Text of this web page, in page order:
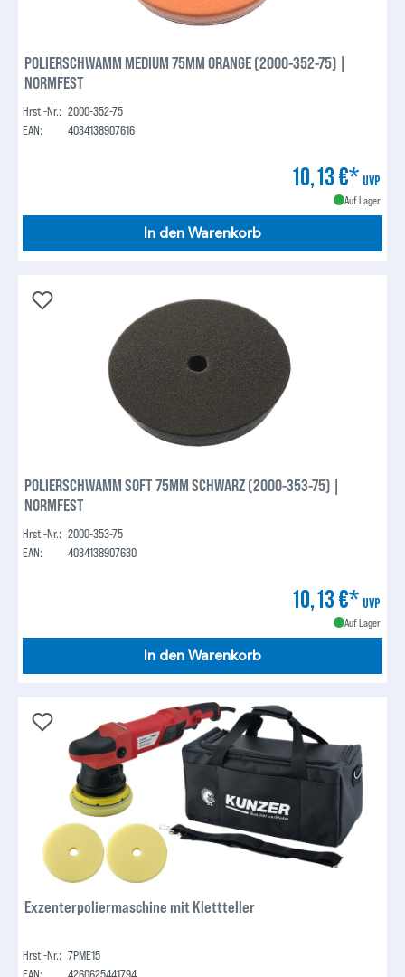
POLIERSCHWAMM MEDIUM 75MM ORANGE (2000-352-75) |
NORMFEST
Hrst.-Nr.: 2000-352-75
EAN:
4034138907616
10,13 €* UVP
Auf Lager
In den Warenkorb
POLIERSCHWAMM SOFT 75MM SCHWARZ (2000-353-75) |
NORMFEST
Hrst.-Nr.: 2000-353-75
EAN:
4034138907630
10,13 €* UVP
Auf Lager
In den Warenkorb
Exzenterpoliermaschine mit Klettteller
Hrst.-Nr.: 7PME15
EAN:
4260625441794